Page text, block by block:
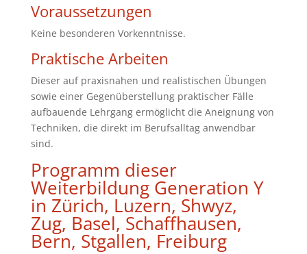
Voraussetzungen
Keine besonderen Vorkenntnisse.
Praktische Arbeiten
Dieser auf praxisnahen und realistischen Übungen
sowie einer Gegenüberstellung praktischer Fälle
aufbauende Lehrgang ermöglicht die Aneignung von
Techniken, die direkt im Berufsalltag anwendbar
sind.
Programm dieser
Weiterbildung Generation Y
in Zürich, Luzern, Shwyz,
Zug, Basel, Schaffhausen,
Bern, Stgallen, Freiburg